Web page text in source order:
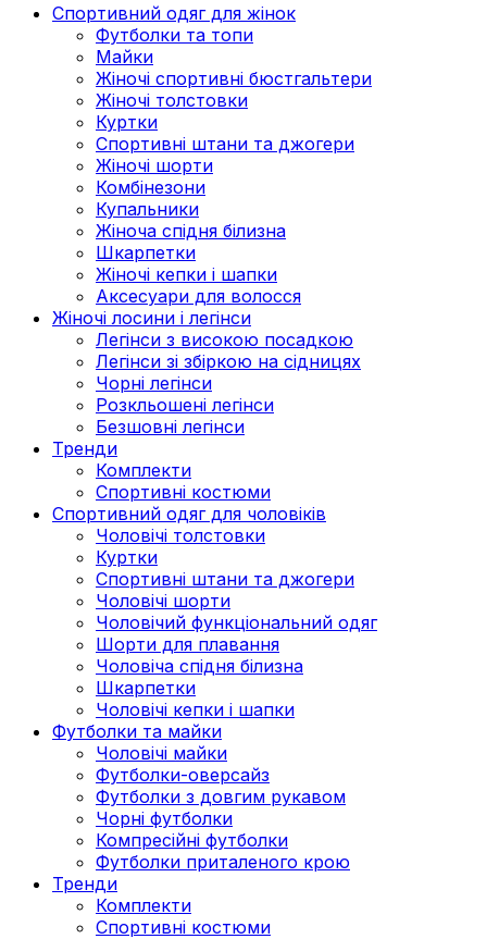
Спортивний одяг для жінок
Футболки та топи
Майки
Жіночі спортивні бюстгальтери
Жіночі толстовки
Куртки
Спортивні штани та джогери
Жіночі шорти
Комбінезони
Купальники
Жіноча спідня білизна
Шкарпетки
Жіночі кепки і шапки
Аксесуари для волосся
Жіночі лосини і легінси
Легінси з високою посадкою
Легінси зі збіркою на сідницях
Чорні легінси
Розкльошені легінси
Безшовні легінси
Тренди
Комплекти
Спортивні костюми
Спортивний одяг для чоловіків
Чоловічі толстовки
Куртки
Спортивні штани та джогери
Чоловічі шорти
Чоловічий функціональний одяг
Шорти для плавання
Чоловіча спідня білизна
Шкарпетки
Чоловічі кепки і шапки
Футболки та майки
Чоловічі майки
Футболки-оверсайз
Футболки з довгим рукавом
Чорні футболки
Компресійні футболки
Футболки приталеного крою
Тренди
Комплекти
Спортивні костюми